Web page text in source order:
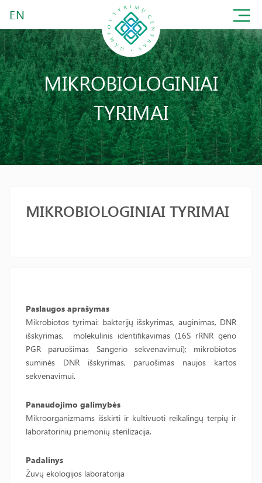
EN
MIKROBIOLOGINIAI
TYRIMAI
MIKROBIOLOGINIAI TYRIMAI
Paslaugos aprašymas
Mikrobiotos tyrimai: bakterijų išskyrimas, auginimas, DNR
išskyrimas, molekulinis identifikavimas (16S rRNR geno
PGR paruošimas Sangerio sekvenavimui); mikrobiotos
suminės DNR išskyrimas, paruošimas naujos kartos
sekvenavimui.
Panaudojimo galimybės
Mikroorganizmams išskirti ir kultivuoti reikalingų terpių ir
laboratorinių priemonių sterilizacija.
Padalinys
Žuvų ekologijos laboratorija